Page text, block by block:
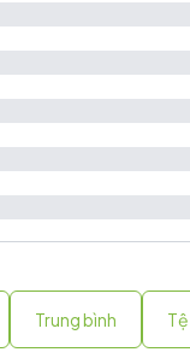
Trung bình Tệ